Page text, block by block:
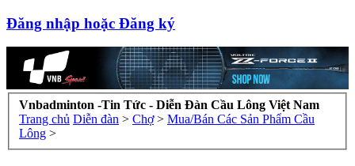
Đăng nhập hoặc Đăng ký
Vnbadminton -Tin Tức - Diễn Đàn Cầu Lông Việt Nam
Trang chủ Diễn đàn > Chợ > Mua/Bán Các Sản Phẩm Cầu
Lông >